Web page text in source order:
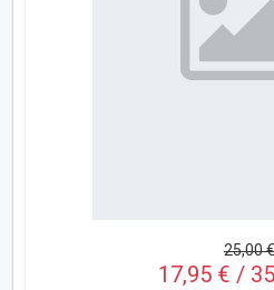
25,00 €
17,95 € /